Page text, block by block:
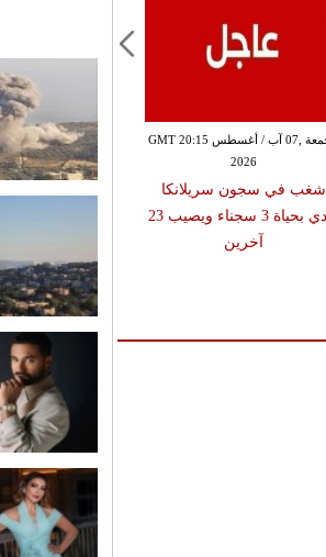
الجمعة ,07 آب / أغسطس GMT 20:15
2026
شغب في سجون سريلانكا
يودي بحياة 3 سجناء ويصيب 23
آخرين